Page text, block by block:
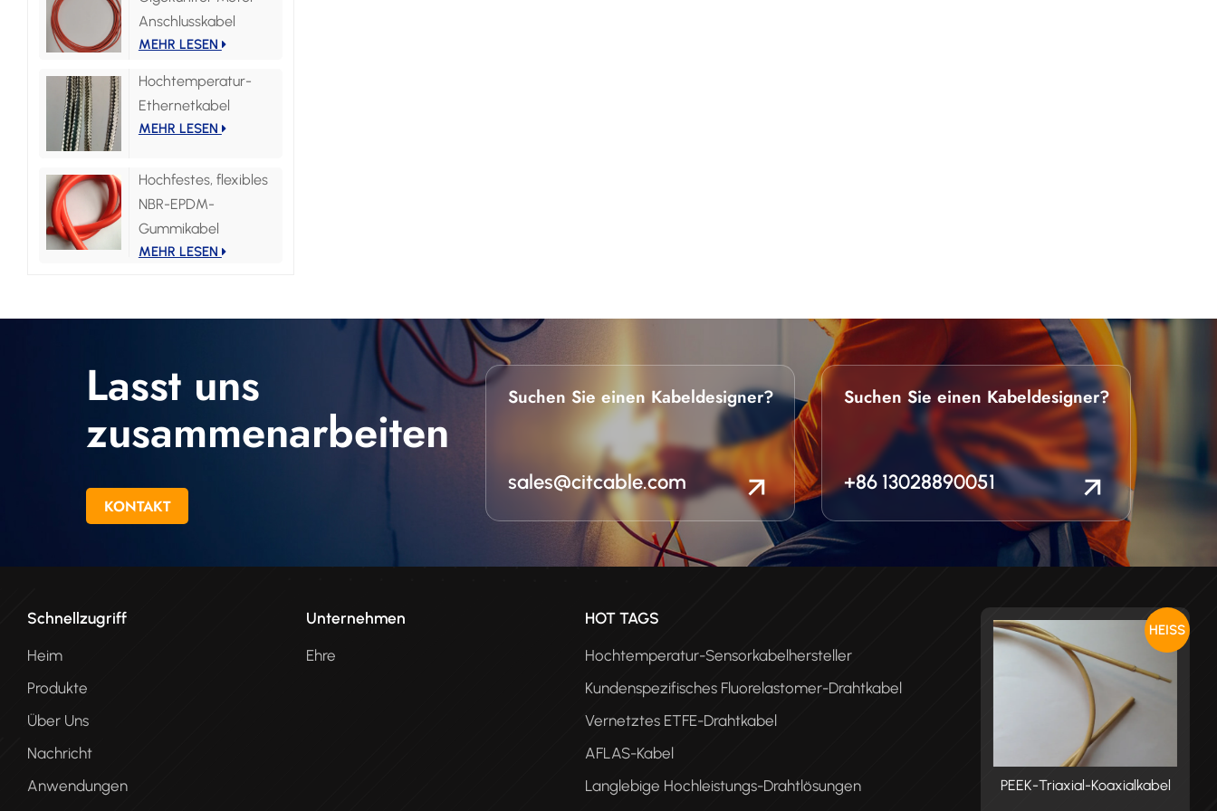
Anschlusskabel
MEHR LESEN
Hochtemperatur-
Ethernetkabel
MEHR LESEN
Hochfestes, flexibles
NBR-EPDM-
Gummikabel
MEHR LESEN
Lasst uns
zusammenarbeiten
KONTAKT
Suchen Sie einen Kabeldesigner?
sales@citcable.com
Suchen Sie einen Kabeldesigner?
+86 13028890051
Schnellzugriff
Heim
Produkte
Über Uns
Nachricht
Anwendungen
Unternehmen
Ehre
HOT TAGS
Hochtemperatur-Sensorkabelhersteller
Kundenspezifisches Fluorelastomer-Drahtkabel
Vernetztes ETFE-Drahtkabel
AFLAS-Kabel
Langlebige Hochleistungs-Drahtlösungen
HEISS
PEEK-Triaxial-Koaxialkabel PEEK-Triaxial-Koaxialkabel